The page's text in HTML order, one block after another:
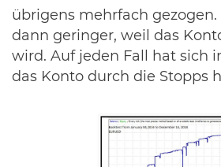
übrigens mehrfach
dann geringer, weil das
wird. Auf jeden Fall hat sich
das Konto durch die Stopps